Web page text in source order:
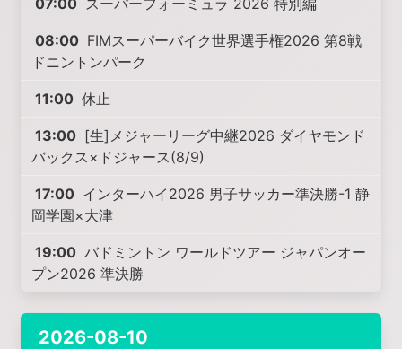
07:00 スーパーフォーミュラ 2026 特別編
08:00 FIMスーパーバイク世界選手権2026 第8戦
ドニントンパーク
11:00 休止
13:00 [生]メジャーリーグ中継2026 ダイヤモンド
バックス×ドジャース(8/9)
17:00 インターハイ2026 男子サッカー準決勝-1 静
岡学園×大津
19:00 バドミントン ワールドツアー ジャパンオー
プン2026 準決勝
2026-08-10